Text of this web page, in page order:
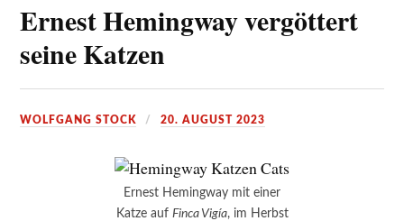
Ernest Hemingway vergöttert
seine Katzen
WOLFGANG STOCK 20. AUGUST 2023
Ernest Hemingway mit einer
Katze auf Finca Vigía, im Herbst